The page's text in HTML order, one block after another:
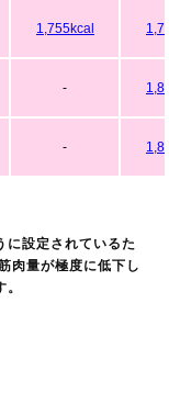
1,755kcal
-
-
に設定されているた
肉量が極度に低下し